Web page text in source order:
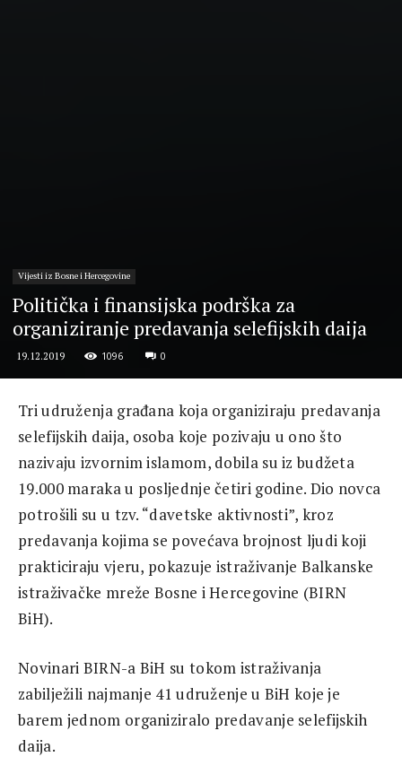
Vijesti iz Bosne i Hercegovine
Politička i finansijska podrška za
organiziranje predavanja selefijskih daija
19.12.2019 1096 0
Tri udruženja građana koja organiziraju predavanja
selefijskih daija, osoba koje pozivaju u ono što
nazivaju izvornim islamom, dobila su iz budžeta
19.000 maraka u posljednje četiri godine. Dio novca
potrošili su u tzv. “davetske aktivnosti”, kroz
predavanja kojima se povećava brojnost ljudi koji
prakticiraju vjeru, pokazuje istraživanje Balkanske
istraživačke mreže Bosne i Hercegovine (BIRN
BiH).
Novinari BIRN-a BiH su tokom istraživanja
zabilježili najmanje 41 udruženje u BiH koje je
barem jednom organiziralo predavanje selefijskih
daija.